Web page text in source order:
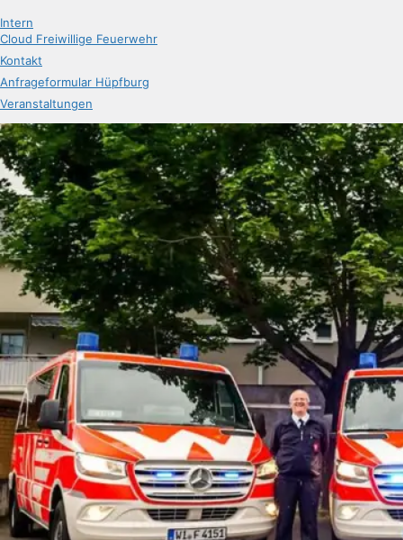
Intern
Cloud Freiwillige Feuerwehr
Kontakt
Anfrageformular Hüpfburg
Veranstaltungen